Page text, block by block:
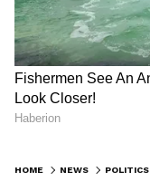
HOME NEWS POLITICS